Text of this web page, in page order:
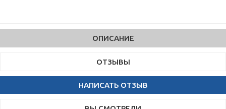
ОПИСАНИЕ
ОТЗЫВЫ
НАПИСАТЬ ОТЗЫВ